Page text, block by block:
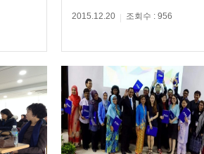
2015.12.20 조회수 : 956